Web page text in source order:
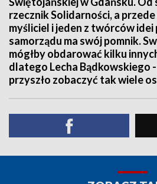
rzecznik Solidarności, a
myśliciel i jeden z twórców
samorządu ma swój pomnik.
mógłby obdarować kilku
dlatego Lecha Bądkowskiego
przyszło zobaczyć tak wiele